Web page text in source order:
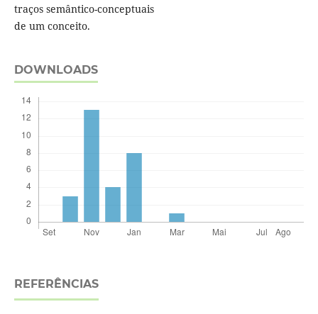
traços semântico-conceptuais
de um conceito.
DOWNLOADS
REFERÊNCIAS